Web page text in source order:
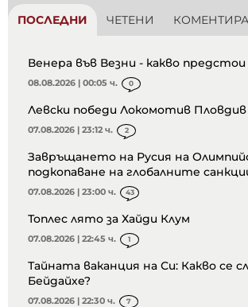
ПОСЛЕДНИ ЧЕТЕНИ
Венера във Везни - какво
08.08.2026 | 00:05 ч. 0
Левски победи Локомотив Пловдив
07.08.2026 | 23:12 ч. 2
Завръщането на Русия на
подкопаване на глобалните
07.08.2026 | 23:00 ч. 43
Топлес лято за Хайди Клум
07.08.2026 | 22:45 ч. 1
Тайната ваканция на Си: Какво се
Бейдайхе?
07.08.2026 | 22:30 ч. 7